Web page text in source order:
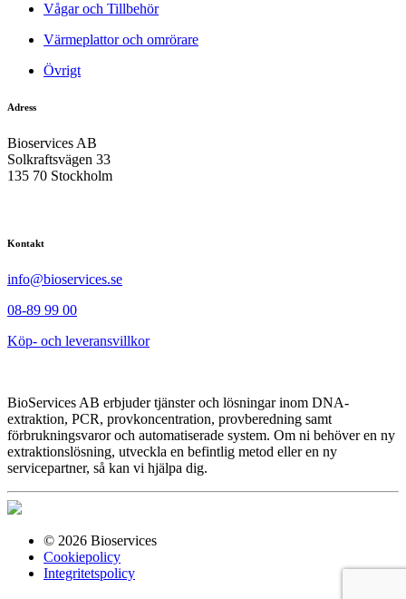
Vågar och Tillbehör
Värmeplattor och omrörare
Övrigt
Adress
Bioservices AB
Solkraftsvägen 33
135 70 Stockholm
Kontakt
info@bioservices.se
08-89 99 00
Köp- och leveransvillkor
BioServices AB erbjuder tjänster och lösningar inom DNA-
extraktion, PCR, provkoncentration, provberedning samt
förbrukningsvaror och automatiserade system. Om ni behöver en ny
extraktionslösning, utveckla en befintlig metod eller en ny
servicepartner, så kan vi hjälpa dig.
© 2026 Bioservices
Cookiepolicy
Integritetspolicy